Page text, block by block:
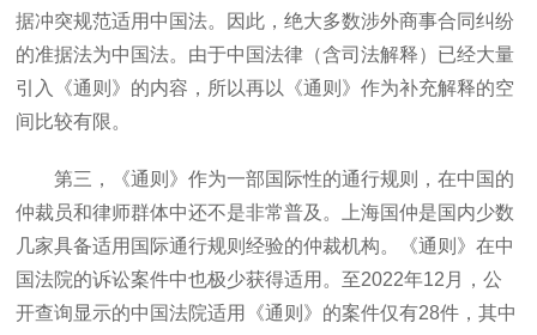
据冲突规范适用中国法。因此，绝大多数涉外商事合同纠纷
的准据法为中国法。由于中国法律（含司法解释）已经大量
引入《通则》的内容，所以再以《通则》作为补充解释的空
间比较有限。
第三，《通则》作为一部国际性的通行规则，在中国的
仲裁员和律师群体中还不是非常普及。上海国仲是国内少数
几家具备适用国际通行规则经验的仲裁机构。《通则》在中
国法院的诉讼案件中也极少获得适用。至2022年12月，公
开查询显示的中国法院适用《通则》的案件仅有28件，其中